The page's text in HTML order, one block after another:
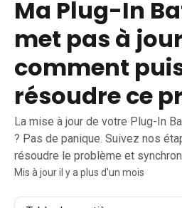
Ma Plug-In
met pas à
comment
résoudre ce
La mise à jour de votre Plug-In
? Pas de panique. Suivez nos
résoudre le problème et
Mis à jour il y a plus d'un mois